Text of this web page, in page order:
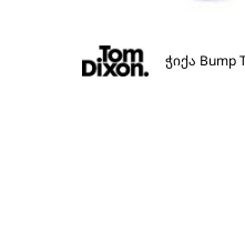
ჭიქა Bump